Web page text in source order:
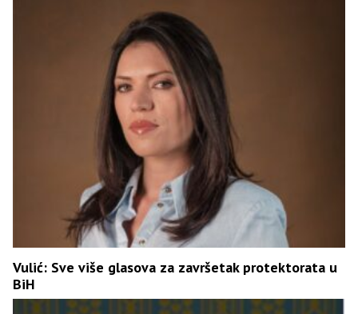
Vulić: Sve više glasova za završetak protektorata u
BiH